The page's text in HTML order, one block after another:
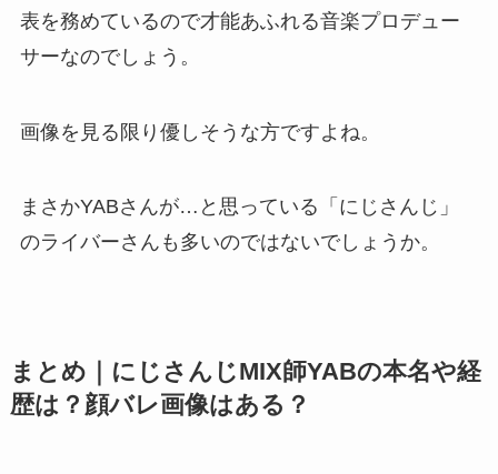
表を務めているので才能あふれる音楽プロデュー
サーなのでしょう。
画像を見る限り優しそうな方ですよね。
まさかYABさんが…と思っている「にじさんじ」
のライバーさんも多いのではないでしょうか。
まとめ｜にじさんじMIX師YABの本名や経
歴は？顔バレ画像はある？